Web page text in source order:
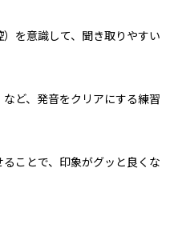
を意識して、聞き取りやすい
ど、発音をクリアにする練習
ことで、印象がグッと良くな